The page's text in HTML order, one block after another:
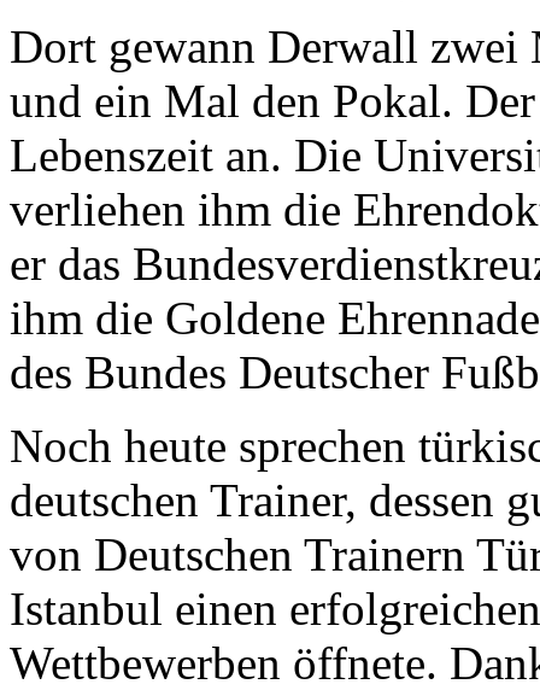
Dort gewann Derwall zwei
und ein Mal den Pokal.
Lebenszeit an. Die
verliehen ihm die
er das
ihm die Goldene
des Bundes Deutscher
Noch heute sprechen
deutschen Trainer, dessen
von Deutschen Trainern
Istanbul einen
Wettbewerben öffnete.